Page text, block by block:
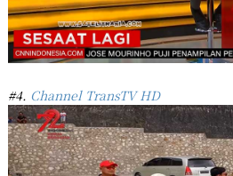
#4. Channel TransTV HD